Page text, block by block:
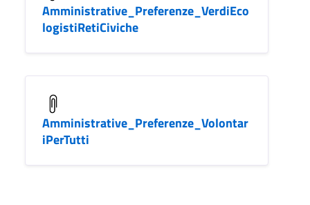
Amministrative_Preferenze_VerdiEco
logistiRetiCiviche
Amministrative_Preferenze_Volontar
iPerTutti